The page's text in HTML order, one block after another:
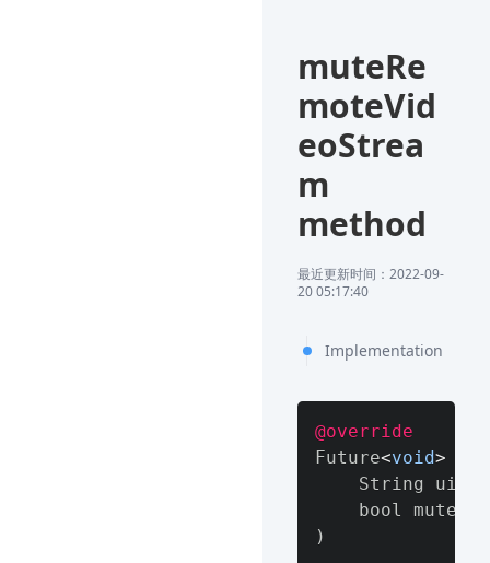
muteRe
moteVid
eoStrea
m
method
最近更新时间：2022-09-
20 05:17:40
Implementation
@override
Future<void>
    String uid
)